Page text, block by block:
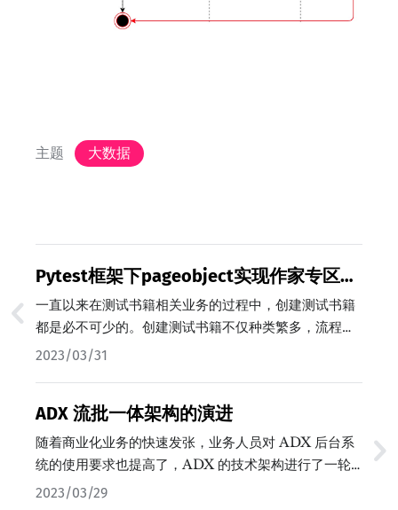
主题 大数据
Pytest框架下pageobject实现作家专区自
动化创建数据
一直以来在测试书籍相关业务的过程中，创建测试书籍
都是必不可少的。创建测试书籍不仅种类繁多，流程复
杂，书籍状态随流程的不同变化多样，手动添加不仅耗
Pageobjrect实现UI自动化操作书籍创建签约的方案。
使用Pytest的主要原因有二，一是Pytest的文档丰富，
属于较为成熟的测试框架。二是Pytest基于python的
框架相较于其他的框架安装方便。Pytest的其他优势及
使用方法已有其他人进行过充分的介绍，本文不在赘
2023/03/31
ADX 流批一体架构的演进
随着商业化业务的快速发张，业务人员对 ADX 后台系
统的使用要求也提高了，ADX 的技术架构进行了一轮
重构来满足新的业务需求，其中也包括 ADX 数据架构
2023/03/29